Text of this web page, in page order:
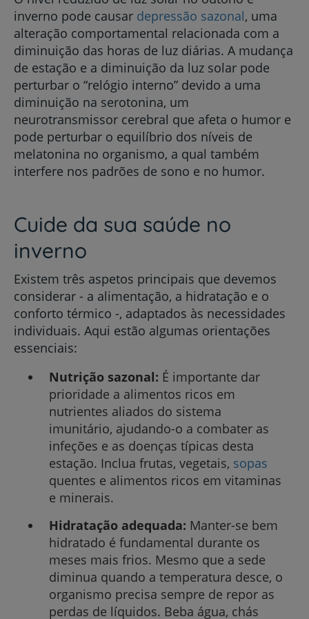
inverno pode causar depressão sazonal, uma
alteração comportamental relacionada com a
diminuição das horas de luz diárias. A mudança
de estação e a diminuição da luz solar pode
perturbar o “relógio interno” devido a uma
diminuição na serotonina, um
neurotransmissor cerebral que afeta o humor e
pode perturbar o equilíbrio dos níveis de
melatonina no organismo, a qual também
interfere nos padrões de sono e no humor.
Cuide da sua saúde no
inverno
Existem três aspetos principais que devemos
considerar - a alimentação, a hidratação e o
conforto térmico -, adaptados às necessidades
individuais. Aqui estão algumas orientações
essenciais:
Nutrição sazonal: É importante dar
prioridade a alimentos ricos em
nutrientes aliados do sistema
imunitário, ajudando-o a combater as
infeções e as doenças típicas desta
estação. Inclua frutas, vegetais, sopas
quentes e alimentos ricos em vitaminas
e minerais.
Hidratação adequada: Manter-se bem
hidratado é fundamental durante os
meses mais frios. Mesmo que a sede
diminua quando a temperatura desce, o
organismo precisa sempre de repor as
perdas de líquidos. Beba água, chás